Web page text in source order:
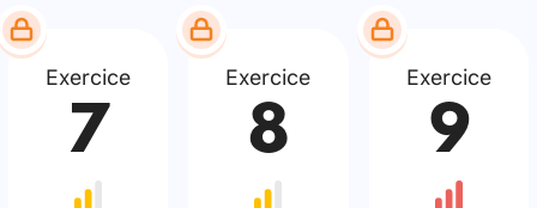
Exercice
7
Exercice
8
Exercice
9